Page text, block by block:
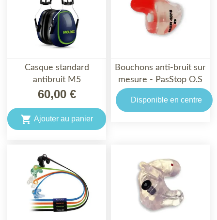
Casque standard
antibruit M5
60,00 €
 Ajouter au panier
Bouchons anti-bruit sur
mesure - PasStop O.S
Disponible en centre